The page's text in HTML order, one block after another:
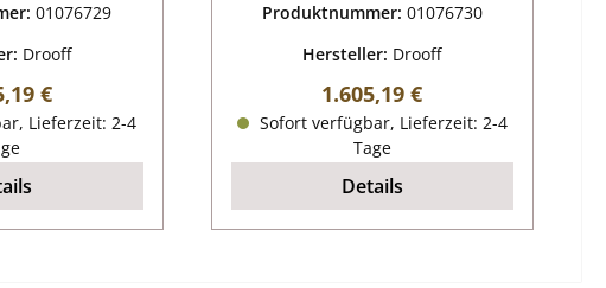
01076729
Drooff
Preis:
€
Lieferzeit: 2-4
Produktnummer: 01076730
Hersteller: Drooff
Regulärer Preis:
1.605,19 €
Sofort verfügbar, Lieferzeit: 2-4
Tage
Details